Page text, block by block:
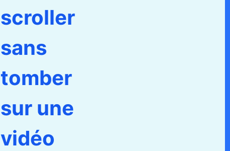
scroller
sans
tomber
sur une
vidéo